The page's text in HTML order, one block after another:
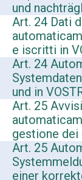
und
Art. 24 Dati
e iscritti in
Art. 24
und in
Art. 25
gestione dei
Art. 25
einer